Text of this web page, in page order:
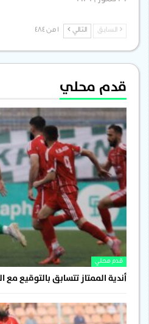
السابق التالي
قدم محلي
قدم محلي
أندية الممتاز تتسابق بالتوقيع مع